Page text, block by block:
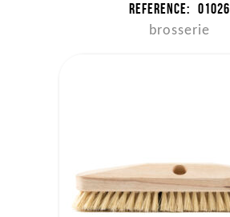
Reference: 01026
brosserie